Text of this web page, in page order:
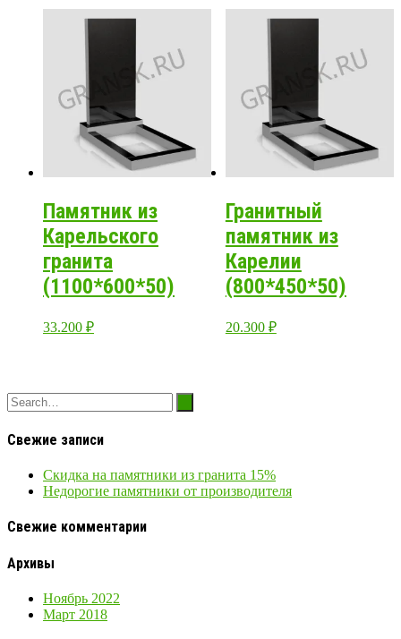
Памятник из
Карельского
гранита
(1100*600*50)
33.200 ₽
Гранитный
памятник из
Карелии
(800*450*50)
20.300 ₽
Свежие записи
Скидка на памятники из гранита 15%
Недорогие памятники от производителя
Свежие комментарии
Архивы
Ноябрь 2022
Март 2018